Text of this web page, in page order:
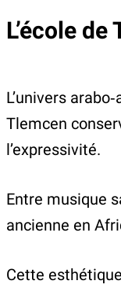
L’école
L’univers
Tlemcen
l’expressivité.
Entre musique
ancienne en
Cette